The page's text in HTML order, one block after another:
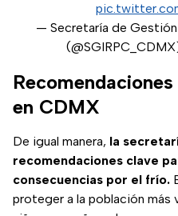
— Secretaría de
en CDMX
De igual manera, la
recomendaciones clave
consecuencias por el frío.
proteger a la población más